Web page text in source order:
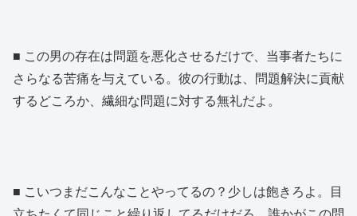
■ この男の存在は問題を悪化させるだけで、当事者たちに
さらなる苦痛を与えている。彼の行動は、問題解決に貢献
するどころか、繊細な問題に対する無礼だよ。
■ こいつまだこんなことやってるの？少しは飽きろよ。目